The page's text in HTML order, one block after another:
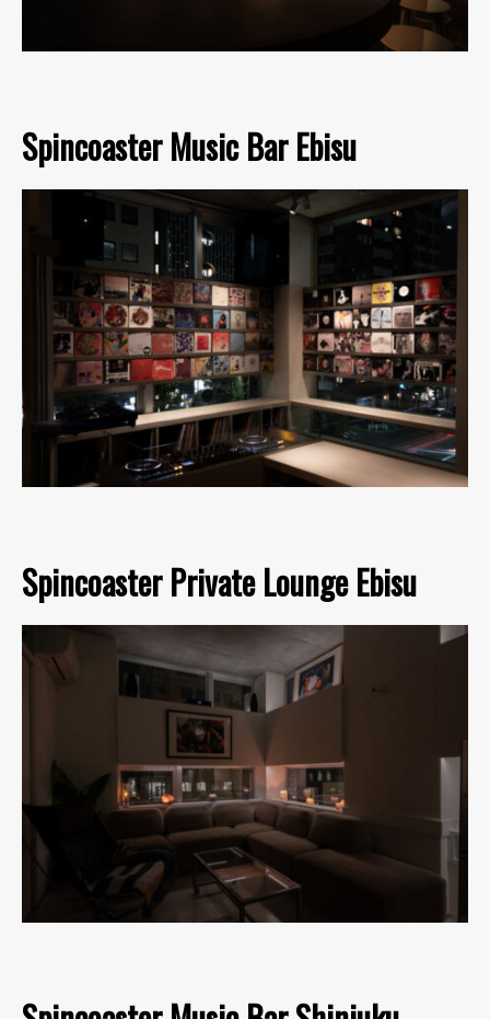
Spincoaster Music Bar Ebisu
Spincoaster Private Lounge Ebisu